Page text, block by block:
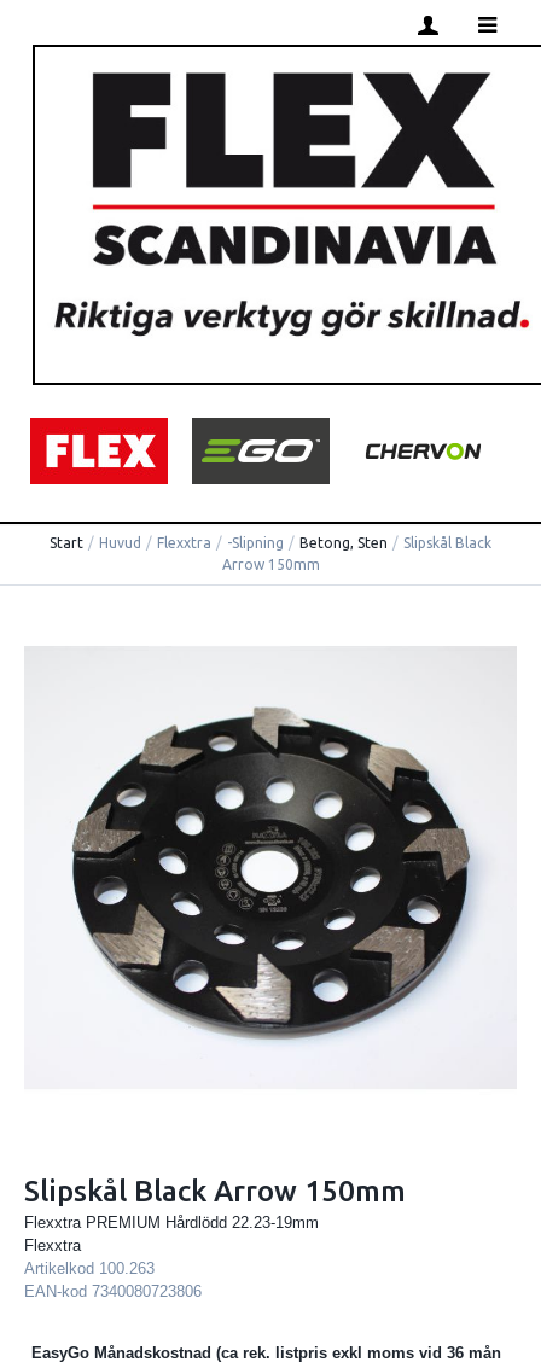
Start / Huvud / Flexxtra / -Slipning / Betong, Sten / Slipskål Black
Arrow 150mm
Slipskål Black Arrow 150mm
Flexxtra PREMIUM Hårdlödd 22.23-19mm
Flexxtra
Artikelkod 100.263
EAN-kod 7340080723806
EasyGo Månadskostnad